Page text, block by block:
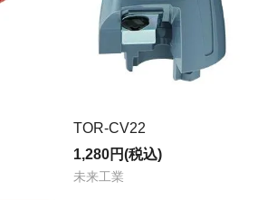
TOR-CV22
1,280円(税込)
未来工業